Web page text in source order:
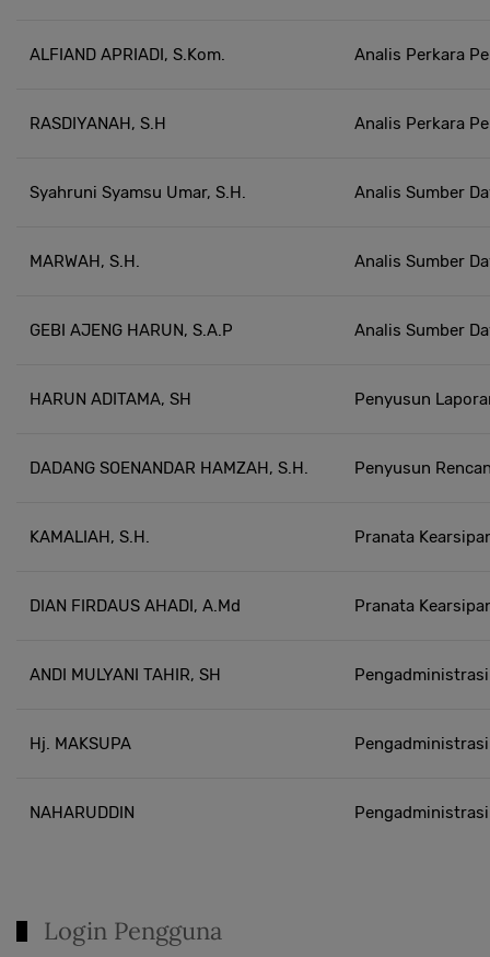
ALFIAND APRIADI, S.Kom. Analis Perkara
RASDIYANAH, S.H Analis Perkara
Syahruni Syamsu Umar, S.H. Analis Sumber
MARWAH, S.H. Analis Sumber
GEBI AJENG HARUN, S.A.P Analis Sumber
HARUN ADITAMA, SH Penyusun
DADANG SOENANDAR HAMZAH, S.H. Penyusun
KAMALIAH, S.H. Pranata
DIAN FIRDAUS AHADI, A.Md Pranata
ANDI MULYANI TAHIR, SH
Hj. MAKSUPA
NAHARUDDIN
Login Pengguna